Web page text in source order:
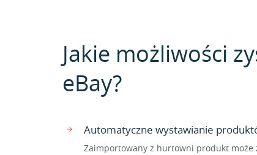
Jakie możliwości
eBay?
Automatyczne wystawianie
Zaimportowany z hurtowni produkt może